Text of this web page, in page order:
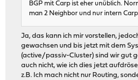
BGP mit Carp ist eher unüblich.
man 2 Neighbor und nur intern
Ja, das kann ich mir vorstellen,
gewachsen und bis jetzt mit dem
(active/passiv-Cluster) sind wir gut
auch nicht, wie ich dies jetzt
z.B. Ich mach nicht nur Routing,